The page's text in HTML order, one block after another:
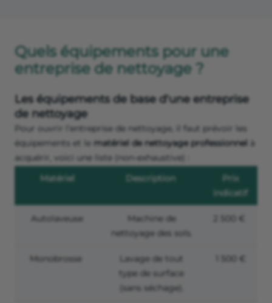
Quels équipements pour une
entreprise de nettoyage ?
Les équipements de base d'une entreprise
de nettoyage
Pour ouvrir l’entreprise de nettoyage, il faut prévoir les
équipements et le matériel de nettoyage professionnel à
acquérir, voici une liste (non-exhaustive) :
Matériel
Description
Prix
indicatif
Autolaveuse
Machine de
nettoyage des sols.
2 500 €
Monobrosse
Lavage de tout
type de surface
(sans séchage).
1 500 €